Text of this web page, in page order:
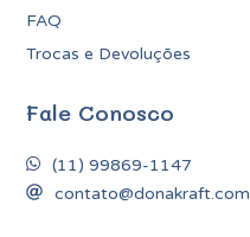
FAQ
Trocas e Devoluções
Fale Conosco
(11) 99869-1147
contato@donakraft.com